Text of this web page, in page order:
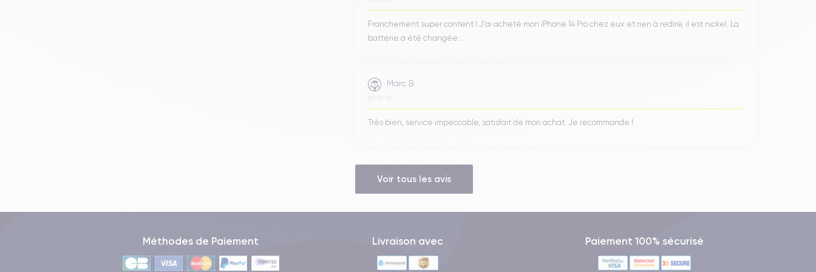
six cœurs
GPU à trois cœurs, qui offre des graphismes de haute qualité et des performances fluides lors de l'utilisation
L'iPhone 8 offre un son de haute qualité grâce à ses haut-parleurs stéréo. L'iPhone 8 est équipé d'un haut-parleur situé sous l'appareil et d'un second situé sur l'écouteur.
Franchement super content ! J'ai acheté mon iPhone 14 Pro chez eux et rien à redire, il est nickel. La
batterie a été changée ...
Marc B.
09/07/26
Très bien, service impeccable, satisfait de mon achat. Je recommande !
Voir tous les avis
Méthodes de Paiement Livraison avec Paiement 100% sécurisé